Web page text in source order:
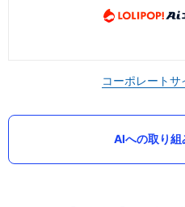
コーポレートサ
AIへの取り組